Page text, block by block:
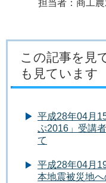
担当者：商工
この記事を見
も見ています
平成28年04月
ぷ2016」受講
て
平成28年04月
本地震被災地